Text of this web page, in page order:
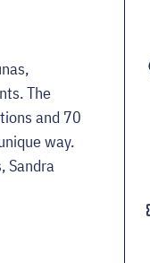
The
and 70
way.
Sandra